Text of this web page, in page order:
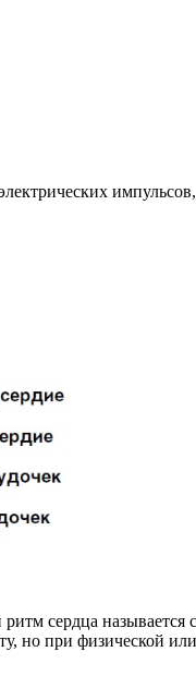
сердца называется
но при физической